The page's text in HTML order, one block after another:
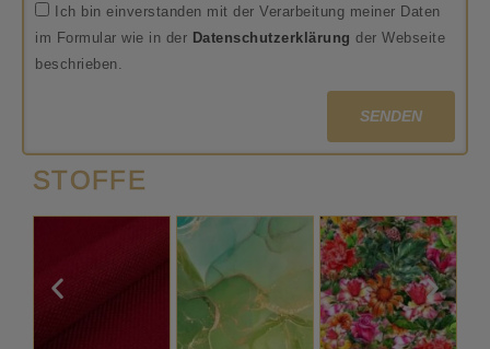
Ich bin einverstanden mit der Verarbeitung meiner Daten
im Formular wie in der Datenschutzerklärung der Webseite
beschrieben.
SENDEN
STOFFE